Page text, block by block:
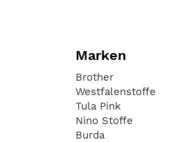
Marken
Brother
Westfalenstoffe
Tula Pink
Nino Stoffe
Burda